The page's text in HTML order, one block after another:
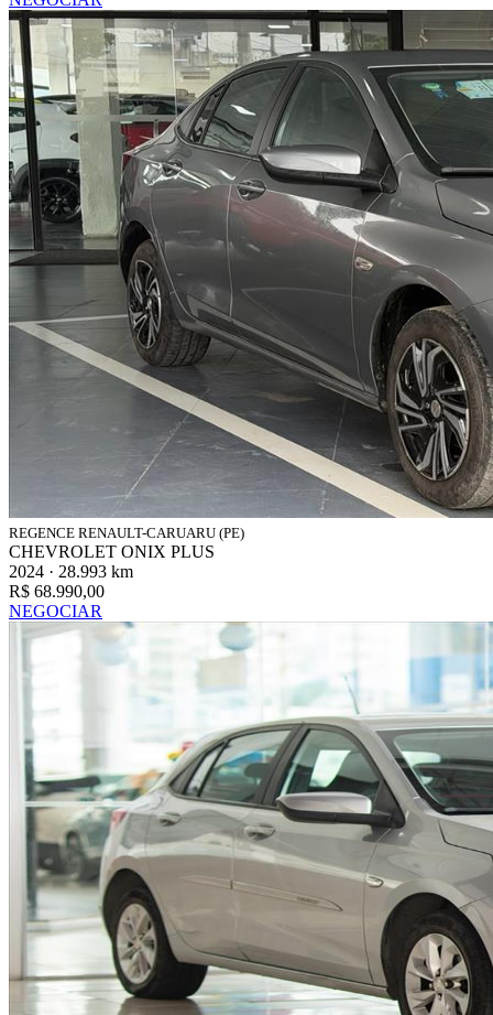
REGENCE RENAULT-CARUARU (PE)
CHEVROLET ONIX PLUS
2024 · 28.993 km
R$ 68.990,00
NEGOCIAR